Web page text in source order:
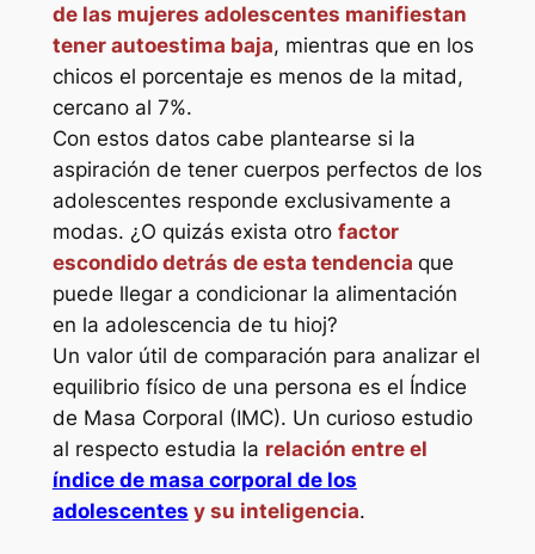
de las mujeres adolescentes manifiestan
tener autoestima baja, mientras que en los
chicos el porcentaje es menos de la mitad,
cercano al 7%.
Con estos datos cabe plantearse si la
aspiración de tener cuerpos perfectos de los
adolescentes responde exclusivamente a
modas. ¿O quizás exista otro factor
escondido detrás de esta tendencia que
puede llegar a condicionar la alimentación
en la adolescencia de tu hioj?
Un valor útil de comparación para analizar el
equilibrio físico de una persona es el Índice
de Masa Corporal (IMC). Un curioso estudio
al respecto estudia la relación entre el
índice de masa corporal de los
adolescentes y su inteligencia.